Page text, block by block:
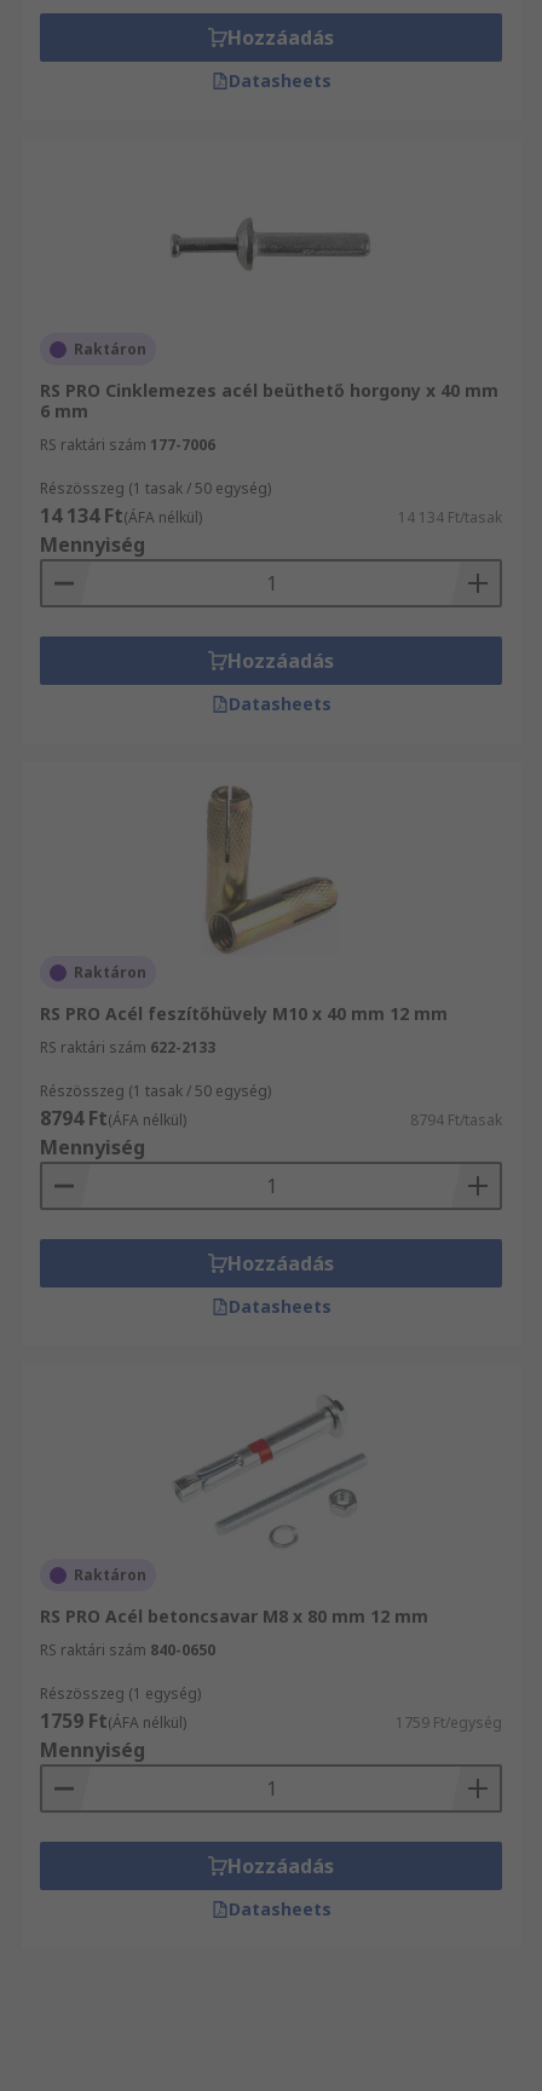
Hozzáadás
Datasheets
Raktáron
RS PRO Cinklemezes acél beüthető horgony x 40 mm
6 mm
RS raktári szám 177-7006
Részösszeg (1 tasak / 50 egység)
14 134 Ft(ÁFA nélkül) 14 134 Ft/tasak
Mennyiség
Hozzáadás
Datasheets
Raktáron
RS PRO Acél feszítőhüvely M10 x 40 mm 12 mm
RS raktári szám 622-2133
Részösszeg (1 tasak / 50 egység)
8794 Ft(ÁFA nélkül) 8794 Ft/tasak
Mennyiség
Hozzáadás
Datasheets
Raktáron
RS PRO Acél betoncsavar M8 x 80 mm 12 mm
RS raktári szám 840-0650
Részösszeg (1 egység)
1759 Ft(ÁFA nélkül) 1759 Ft/egység
Mennyiség
Hozzáadás
Datasheets